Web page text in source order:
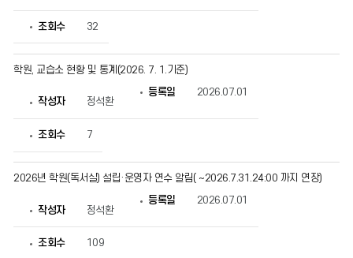
조회수 32
학원, 교습소 현황 및 통계(2026. 7. 1.기준)
작성자 정석환
등록일 2026.07.01
조회수 7
2026년 학원(독서실) 설립·운영자 연수 알림( ~2026.7.31.24:00 까지 연장)
작성자 정석환
등록일 2026.07.01
조회수 109